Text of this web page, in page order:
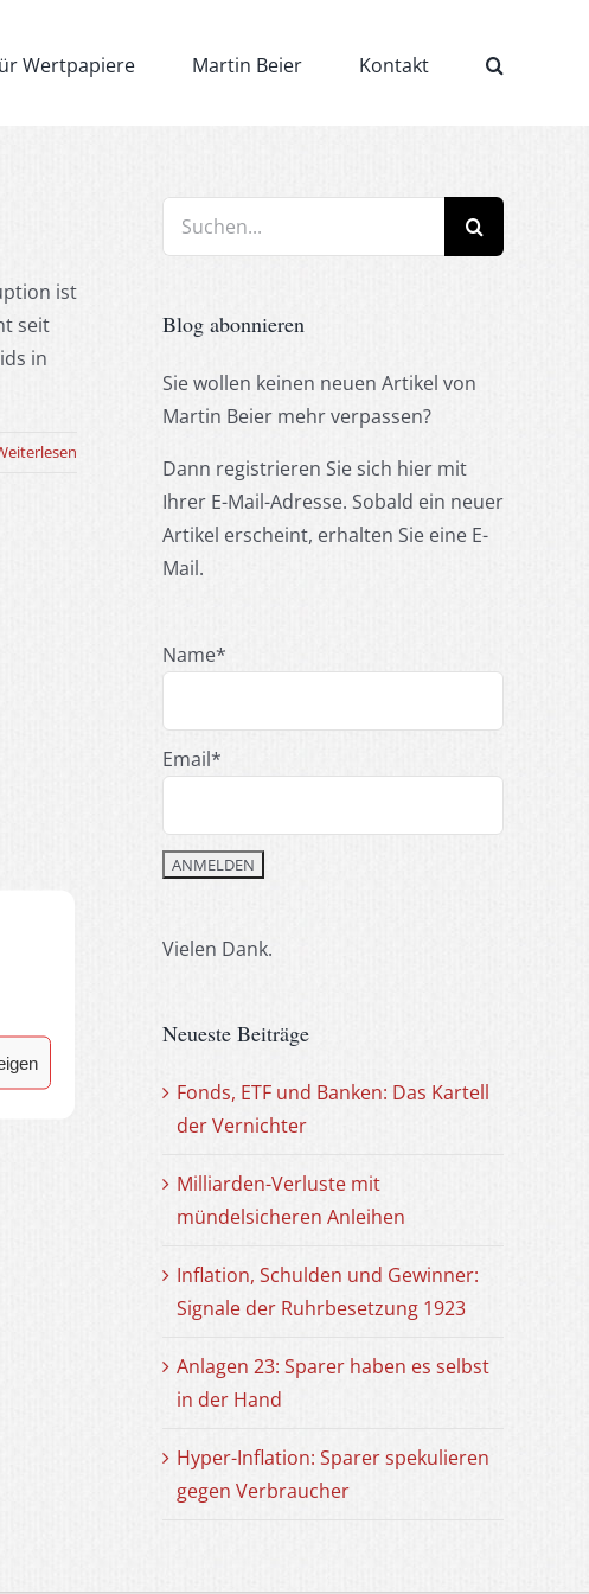
Wertpapiere Martin Beier Kontakt
ist
seit
in
Suche
Blog abonnieren
Sie wollen keinen neuen Artikel von
Martin Beier mehr verpassen?
Dann registrieren Sie sich hier mit
Ihrer E-Mail-Adresse. Sobald ein neuer
Artikel erscheint, erhalten Sie eine E-
Mail.
Name*
Email*
Vielen Dank.
Neueste Beiträge
Fonds, ETF und Banken: Das Kartell
der Vernichter
Milliarden-Verluste mit
mündelsicheren Anleihen
Inflation, Schulden und Gewinner:
Signale der Ruhrbesetzung 1923
Anlagen 23: Sparer haben es selbst
in der Hand
Hyper-Inflation: Sparer spekulieren
gegen Verbraucher